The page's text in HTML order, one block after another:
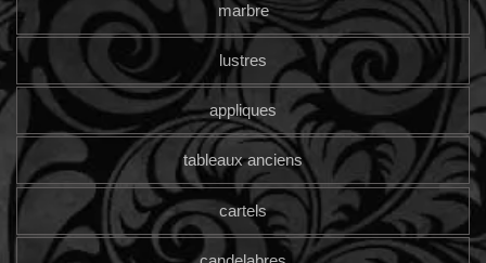
marbre
lustres
appliques
tableaux anciens
cartels